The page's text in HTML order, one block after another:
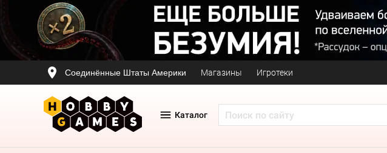
Соединённые Штаты Америки Магазины Игротеки
Каталог